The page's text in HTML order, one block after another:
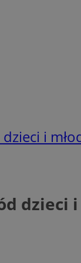
i
dzieci